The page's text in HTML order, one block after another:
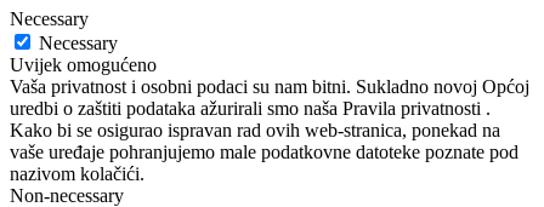
Necessary
Necessary
Uvijek omogućeno
Vaša privatnost i osobni podaci su nam bitni. Sukladno novoj Općoj
uredbi o zaštiti podataka ažurirali smo naša Pravila privatnosti .
Kako bi se osigurao ispravan rad ovih web-stranica, ponekad na
vaše uređaje pohranjujemo male podatkovne datoteke poznate pod
nazivom kolačići.
Non-necessary